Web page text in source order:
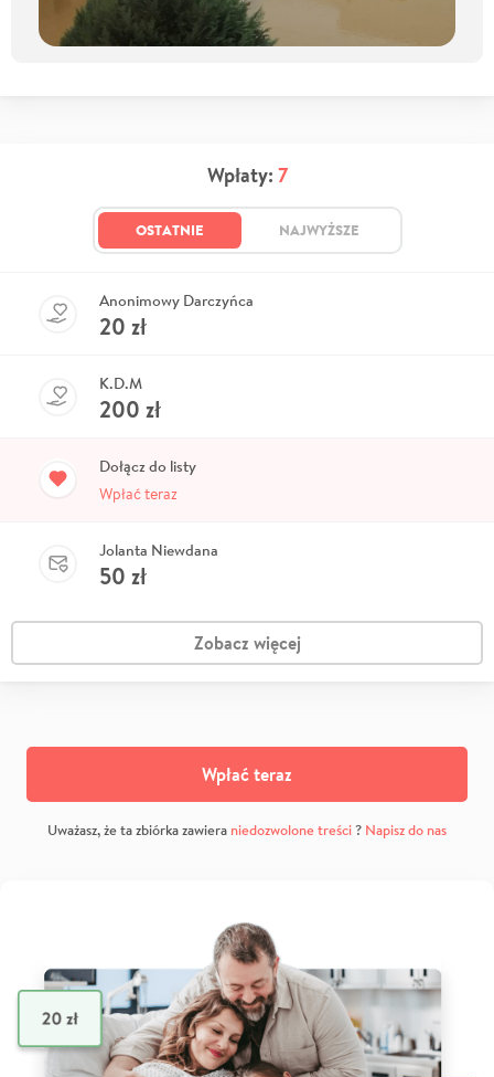
Wpłaty: 7
OSTATNIE NAJWYŻSZE
Anonimowy Darczyńca
20 zł
K.D.M
200 zł
Dołącz do listy
Wpłać teraz
Jolanta Niewdana
50 zł
Zobacz więcej
Wpłać teraz
Uważasz, że ta zbiórka zawiera niedozwolone treści? Napisz do nas